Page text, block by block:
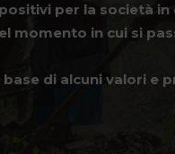
per la società in
momento in cui si
di alcuni valori e